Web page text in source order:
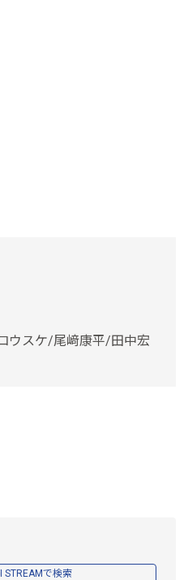
ウスケ/尾﨑康平/田中宏
STREAMで検索